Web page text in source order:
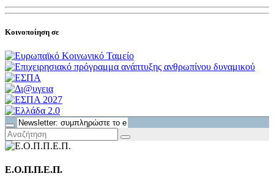
Κοινοποίηση σε
Ε.Ο.Π.Π.Ε.Π.